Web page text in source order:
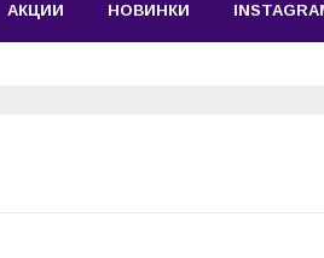
АКЦИИ НОВИНКИ